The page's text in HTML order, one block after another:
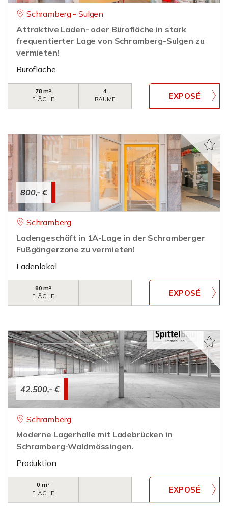
Schramberg - Sulgen
Attraktive Laden- oder Bürofläche in stark
frequentierter Lage von Schramberg-Sulgen zu
vermieten!
Bürofläche
78 m²
FLÄCHE
4
RÄUME
800,- €
Schramberg
Ladengeschäft in 1A-Lage in der Schramberger
Fußgängerzone zu vermieten!
Ladenlokal
80 m²
FLÄCHE
42.500,- €
Schramberg
Moderne Lagerhalle mit Ladebrücken in
Schramberg-Waldmössingen.
Produktion
0 m²
FLÄCHE